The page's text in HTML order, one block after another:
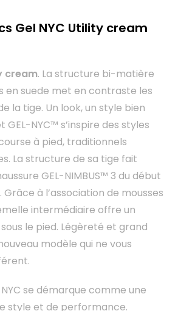
Gel NYC Utility cream
cream. La structure bi-matière
en suede met en contraste les
la tige. Un look, un style bien
NYC™ s’inspire des styles
à pied, traditionnels
La structure de sa tige fait
GEL-NIMBUS™ 3 du début
Grâce à l’association de mousses
intermédiaire offre un
le pied. Légèreté et grand
modèle qui ne vous
se démarque comme une
style et de performance.